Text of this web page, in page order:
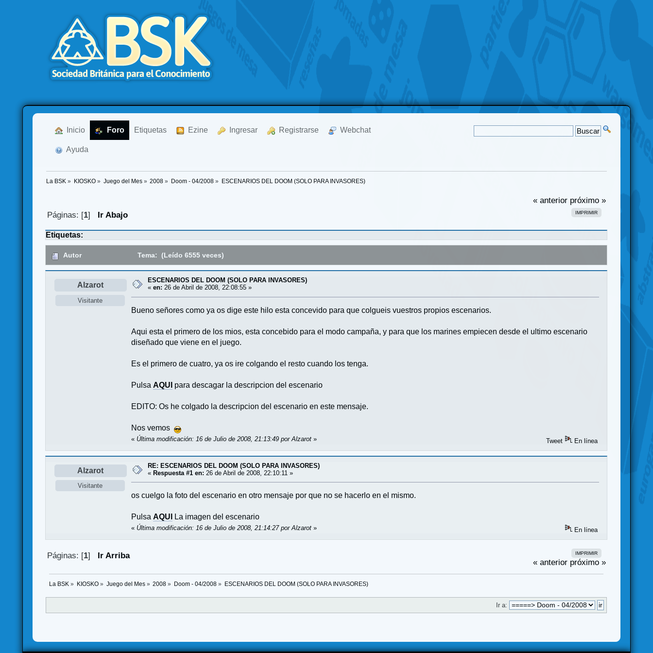
Inicio Foro Etiquetas Ezine Ingresar Registrarse Webchat
Ayuda
La BSK » KIOSKO» Juego del Mes» 2008 » Doom - 04/2008 » ESCENARIOS DEL DOOM (SOLO PARA INVASORES)
« anterior próximo »
IMPRIMIR
Páginas: [1] Ir Abajo
Etiquetas:
Autor Tema: (Leído 6555 veces)
Alzarot
Visitante
ESCENARIOS DEL DOOM (SOLO PARA INVASORES)
«en: 26 de Abril de 2008, 22:08:55 »
Bueno señores como ya os dige este hilo esta concevido para que colgueis vuestros propios escenarios.
Aqui esta el primero de los mios, esta concebido para el modo campaña, y para que los marines empiecen desde el ultimo escenario
diseñado que viene en el juego.
Es el primero de cuatro, ya os ire colgando el resto cuando los tenga.
Pulsa AQUI para descagar la descripcion del escenario
EDITO: Os he colgado la descripcion del escenario en este mensaje.
Nos vemos
« Última modificación: 16 de Julio de 2008, 21:13:49 por Alzarot » Tweet En línea
Alzarot
Visitante
RE: ESCENARIOS DEL DOOM (SOLO PARA INVASORES)
«Respuesta #1 en: 26 de Abril de 2008, 22:10:11 »
os cuelgo la foto del escenario en otro mensaje por que no se hacerlo en el mismo.
Pulsa AQUI La imagen del escenario
« Última modificación: 16 de Julio de 2008, 21:14:27 por Alzarot » En línea
IMPRIMIR
Páginas: [1] Ir Arriba
« anterior próximo »
La BSK » KIOSKO» Juego del Mes» 2008 » Doom - 04/2008 » ESCENARIOS DEL DOOM (SOLO PARA INVASORES)
Ir a: